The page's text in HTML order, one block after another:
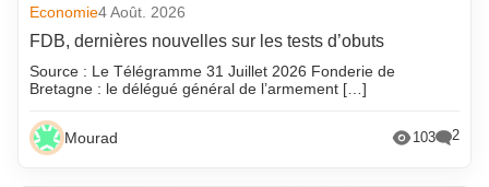
Economie4 Août. 2026
FDB, dernières nouvelles sur les tests d’obuts
Source : Le Télégramme 31 Juillet 2026 Fonderie de
Bretagne : le délégué général de l’armement […]
Mourad 103 2